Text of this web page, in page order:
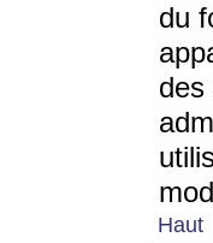
du
des
Haut